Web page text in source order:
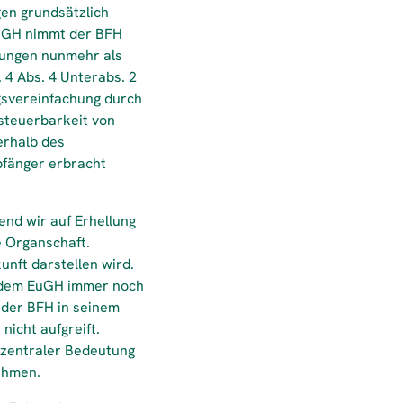
grundsätzlich
nimmt der BFH
nunmehr als
Abs. 4 Unterabs. 2
durch
von
des
erbracht
wir auf Erhellung
Organschaft.
darstellen wird.
EuGH immer noch
BFH in seinem
nicht aufgreift.
Bedeutung